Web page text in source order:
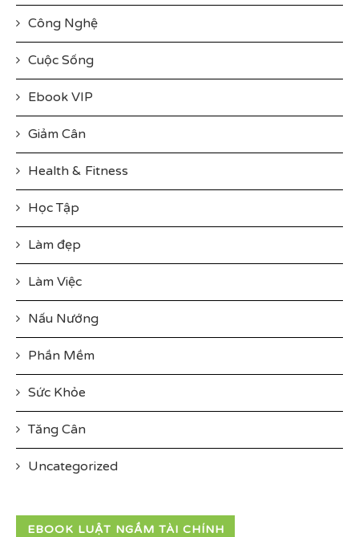
Công Nghệ
Cuộc Sống
Ebook VIP
Giảm Cân
Health & Fitness
Học Tập
Làm đẹp
Làm Việc
Nấu Nướng
Phần Mềm
Sức Khỏe
Tăng Cân
Uncategorized
EBOOK LUẬT NGẦM TÀI CHÍNH